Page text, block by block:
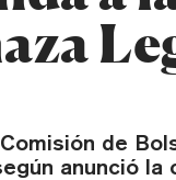
de
anunció la